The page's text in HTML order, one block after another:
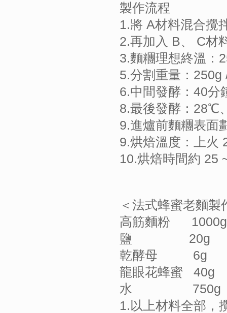
製作流程
1.將 A材料混合攪
2.再加入 B、 C材
3.麵糰理想終溫
5.分割重量：
6.中間發酵：40
8.最後發酵：28℃
9.進爐前麵糰表
9.烘焙溫度：上
10.烘焙時間約 25
＜法式蜂蜜老麵
高筋麵粉
鹽 20g
乾酵母 6g
龍眼花蜂蜜
水
1.以上材料全部